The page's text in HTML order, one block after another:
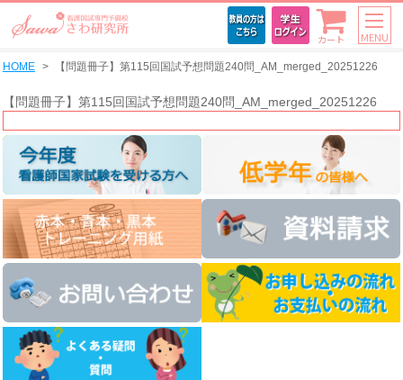
カート MENU
HOME 【問題冊子】第115回国試予想問題240問_AM_merged_20251226
【問題冊子】第115回国試予想問題240問_AM_merged_20251226